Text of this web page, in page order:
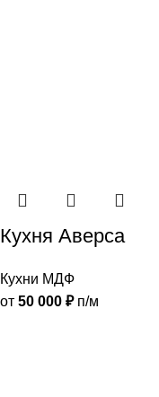
Кухня Аверса
Кухни МДФ
от 50 000 ₽п/м